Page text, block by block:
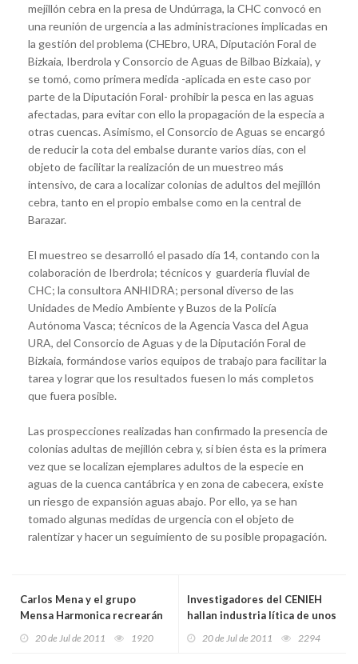
mejillón cebra en la presa de Undúrraga, la CHC convocó en
una reunión de urgencia a las administraciones implicadas en
la gestión del problema (CHEbro, URA, Diputación Foral de
Bizkaia, Iberdrola y Consorcio de Aguas de Bilbao Bizkaia), y
se tomó, como primera medida -aplicada en este caso por
parte de la Diputación Foral- prohibir la pesca en las aguas
afectadas, para evitar con ello la propagación de la especia a
otras cuencas. Asimismo, el Consorcio de Aguas se encargó
de reducir la cota del embalse durante varios días, con el
objeto de facilitar la realización de un muestreo más
intensivo, de cara a localizar colonias de adultos del mejillón
cebra, tanto en el propio embalse como en la central de
Barazar.
El muestreo se desarrolló el pasado día 14, contando con la
colaboración de Iberdrola; técnicos y guardería fluvial de
CHC; la consultora ANHIDRA; personal diverso de las
Unidades de Medio Ambiente y Buzos de la Policía
Autónoma Vasca; técnicos de la Agencia Vasca del Agua
URA, del Consorcio de Aguas y de la Diputación Foral de
Bizkaia, formándose varios equipos de trabajo para facilitar la
tarea y lograr que los resultados fuesen lo más completos
que fuera posible.
Las prospecciones realizadas han confirmado la presencia de
colonias adultas de mejillón cebra y, si bien ésta es la primera
vez que se localizan ejemplares adultos de la especie en
aguas de la cuenca cantábrica y en zona de cabecera, existe
un riesgo de expansión aguas abajo. Por ello, ya se han
tomado algunas medidas de urgencia con el objeto de
ralentizar y hacer un seguimiento de su posible propagación.
Carlos Mena y el grupo
Mensa Harmonica recrearán
20 de Jul de 2011 1920
Investigadores del CENIEH
hallan industria lítica de unos
20 de Jul de 2011 2294